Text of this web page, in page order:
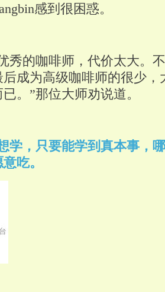
感到很困惑。
秀的咖啡师，代价太大。
成为高级咖啡师的很少，
。”那位大师劝说道。
学，只要能学到真本事，
吃。